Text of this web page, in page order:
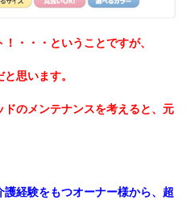
・・・ということですが、
思います。
のメンテナンスを考えると、元
経験をもつオーナー様から、超